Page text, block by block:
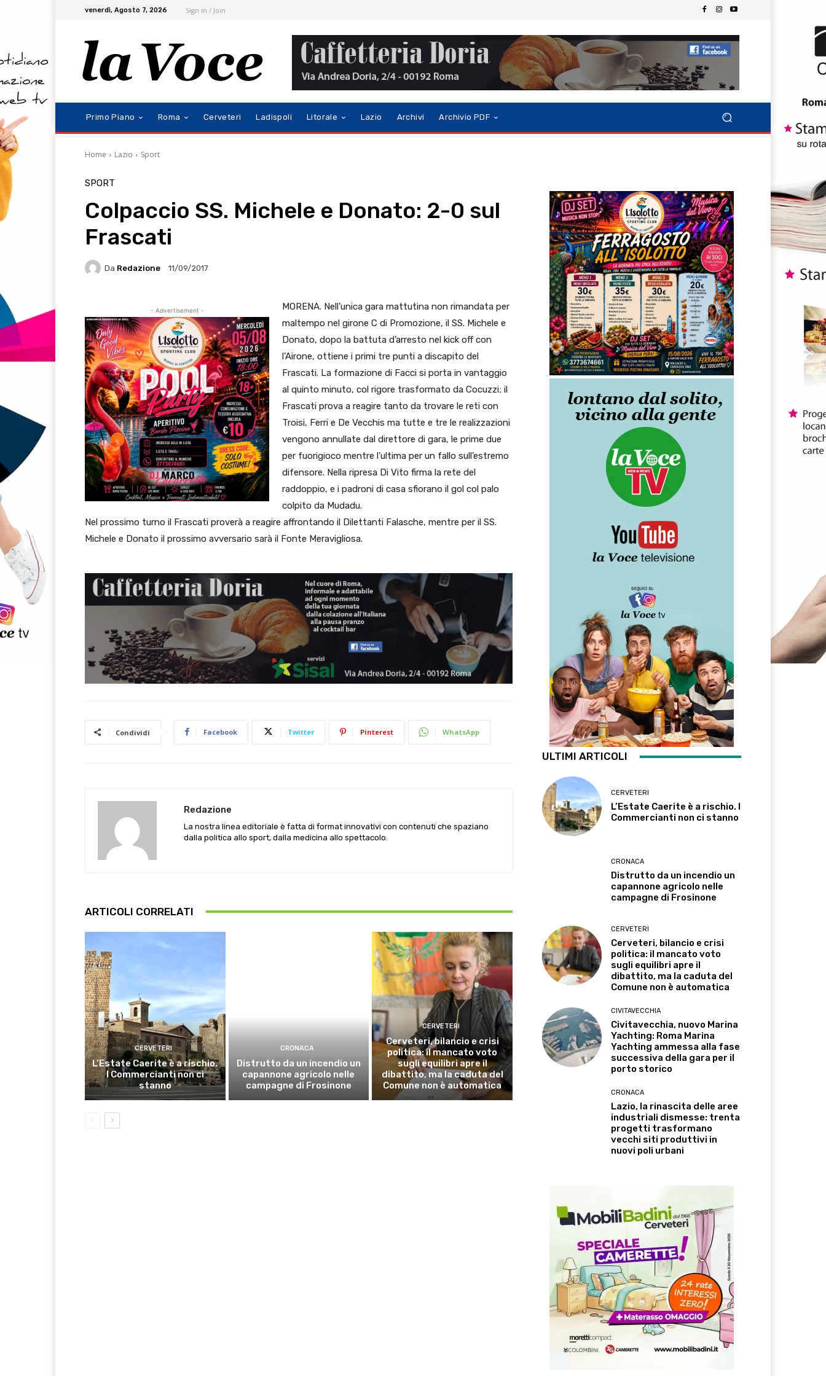
venerdì, Agosto 7, 2026 Sign in / Join
Primo Piano Roma Cerveteri Ladispoli Litorale Lazio Archivi Archivio PDF
Home Lazio Sport
SPORT
Colpaccio SS. Michele e Donato: 2-0 sul
Frascati
Da Redazione 11/09/2017
- Advertisement -
MORENA. Nell’unica gara mattutina non rimandata per
maltempo nel girone C di Promozione, il SS. Michele e
Donato, dopo la battuta d’arresto nel kick off con
l’Airone, ottiene i primi tre punti a discapito del
Frascati. La formazione di Facci si porta in vantaggio
al quinto minuto, col rigore trasformato da Cocuzzi; il
Frascati prova a reagire tanto da trovare le reti con
Troisi, Ferri e De Vecchis ma tutte e tre le realizzazioni
vengono annullate dal direttore di gara, le prime due
per fuorigioco mentre l’ultima per un fallo sull’estremo
difensore. Nella ripresa Di Vito firma la rete del
raddoppio, e i padroni di casa sfiorano il gol col palo
colpito da Mudadu.
Nel prossimo turno il Frascati proverà a reagire affrontando il Dilettanti Falasche, mentre per il SS.
Michele e Donato il prossimo avversario sarà il Fonte Meravigliosa.
Condividi Facebook Twitter Pinterest WhatsApp
Redazione
La nostra linea editoriale è fatta di format innovativi con contenuti che spaziano
dalla politica allo sport, dalla medicina allo spettacolo.
ARTICOLI CORRELATI
CERVETERI
L’Estate Caerite è a rischio.
I Commercianti non ci
stanno
CRONACA
Distrutto da un incendio un
capannone agricolo nelle
campagne di Frosinone
CERVETERI
Cerveteri, bilancio e crisi
politica: il mancato voto
sugli equilibri apre il
dibattito, ma la caduta del
Comune non è automatica
ULTIMI ARTICOLI
CERVETERI
L’Estate Caerite è a rischio. I
Commercianti non ci stanno
CRONACA
Distrutto da un incendio un
capannone agricolo nelle
campagne di Frosinone
CERVETERI
Cerveteri, bilancio e crisi
politica: il mancato voto
sugli equilibri apre il
dibattito, ma la caduta del
Comune non è automatica
CIVITAVECCHIA
Civitavecchia, nuovo Marina
Yachting: Roma Marina
Yachting ammessa alla fase
successiva della gara per il
porto storico
CRONACA
Lazio, la rinascita delle aree
industriali dismesse: trenta
progetti trasformano
vecchi siti produttivi in
nuovi poli urbani